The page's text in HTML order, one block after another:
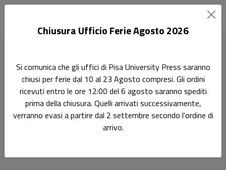
Ricerca
Marciare per la pace
Il mondo non violento di Aldo Capitini
Chiusura Ufficio Ferie Agosto 2026
Si comunica che gli uffici di Pisa University Press saranno
chiusi per ferie dal 10 al 23 Agosto compresi. Gli ordini
ricevuti entro le ore 12:00 del 6 agosto saranno spediti
prima della chiusura. Quelli arrivati successivamente,
verranno evasi a partire dal 2 settembre secondo l'ordine di
arrivo.